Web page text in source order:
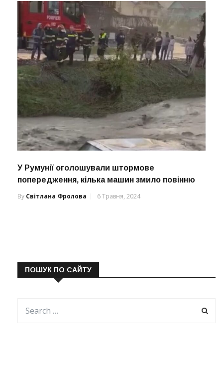
У Румунії оголошували штормове
попередження, кілька машин змило повінню
By Світлана Фролова 6 Травня, 2024
ПОШУК ПО САЙТУ